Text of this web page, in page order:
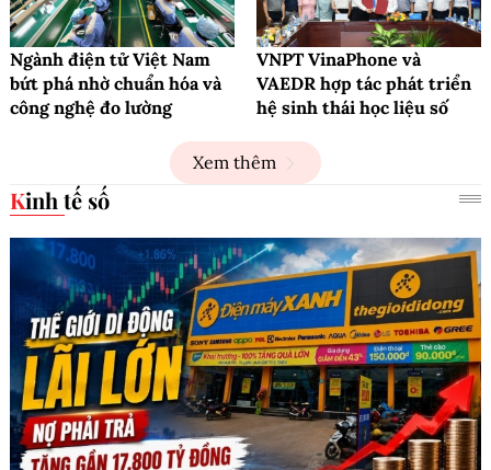
Ngành điện tử Việt Nam
bứt phá nhờ chuẩn hóa và
công nghệ đo lường
VNPT VinaPhone và
VAEDR hợp tác phát triển
hệ sinh thái học liệu số
Xem thêm
Kinh tế số